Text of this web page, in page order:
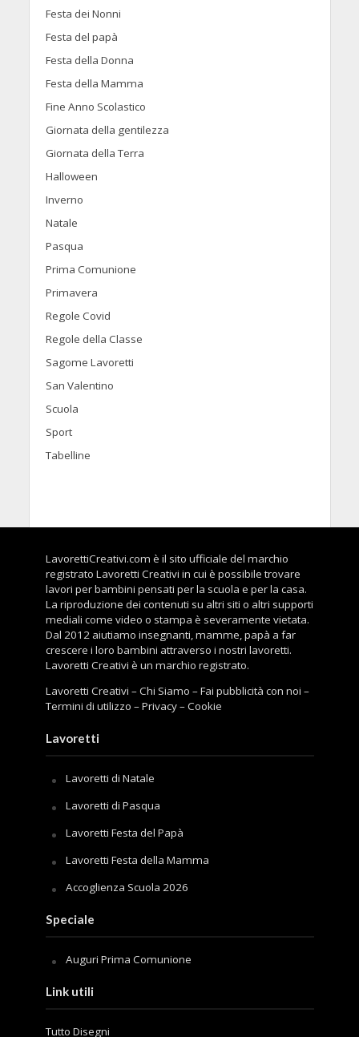
Festa dei Nonni
Festa del papà
Festa della Donna
Festa della Mamma
Fine Anno Scolastico
Giornata della gentilezza
Giornata della Terra
Halloween
Inverno
Natale
Pasqua
Prima Comunione
Primavera
Regole Covid
Regole della Classe
Sagome Lavoretti
San Valentino
Scuola
Sport
Tabelline
LavorettiCreativi.com è il sito ufficiale del marchio
registrato Lavoretti Creativi in cui è possibile trovare
lavori per bambini pensati per la scuola e per la casa.
La riproduzione dei contenuti su altri siti o altri supporti
mediali come video o stampa è severamente vietata.
Dal 2012 aiutiamo insegnanti, mamme, papà a far
crescere i loro bambini attraverso i nostri lavoretti.
Lavoretti Creativi è un marchio registrato.
Lavoretti Creativi –Chi Siamo –Fai pubblicità con noi –
Termini di utilizzo –Privacy–Cookie
Lavoretti
Lavoretti di Natale
Lavoretti di Pasqua
Lavoretti Festa del Papà
Lavoretti Festa della Mamma
Accoglienza Scuola 2026
Speciale
Auguri Prima Comunione
Link utili
Tutto Disegni